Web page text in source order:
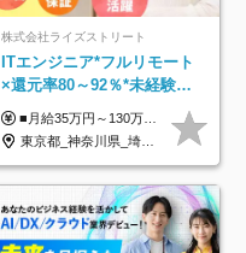
株式会社ライズストリート
ITエンジニア*フルリモート
×還元率80～92％*未経験歓
迎*年休134日*月給35万～*
定着率100%
■月給35万円～130万円＋賞与年2回＋各種手当 ※システムエンジニアの経験をお持ちの方は月給41万円以上＋賞与年2回（108万円～）＋手当 ■単価（年収）アップのチャンスは最大年12回 ※残業代は1分単位で100％全額支給。サービス残業などは一切ありません ※試用期間6ヵ月（試用期間中の待遇・給与に差はありません）
東京都_神奈川県_埼玉県_千葉県_大阪府_愛知県_北海道_青森県_岩手県_宮城県_秋田県_山形県_福島県_茨城県_栃木県_群馬県_新潟県_山梨県_長野県_富山県_石川県_福井県_静岡県_岐阜県_三重県_兵庫県_京都府_滋賀県_奈良県_和歌山県_広島県_岡山県_鳥取県_島根県_山口県_徳島県_香川県_愛媛県_高知県_福岡県_熊本県_佐賀県_長崎県_大分県_宮崎県_鹿児島県_沖縄県